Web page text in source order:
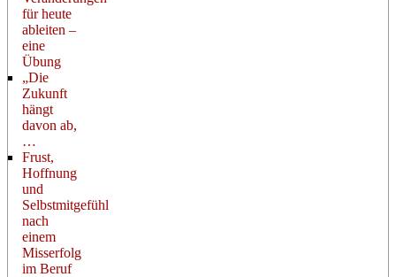
für heute
ableiten –
eine
Übung
„Die
Zukunft
hängt
davon ab,
…
Frust,
Hoffnung
und
Selbstmitgefühl
nach
einem
Misserfolg
im Beruf